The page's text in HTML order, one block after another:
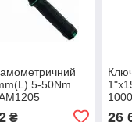
5-50Nm
₴ 26